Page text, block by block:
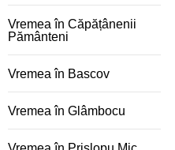
Vremea în Căpățânenii
Pământeni
Vremea în Bascov
Vremea în Glâmbocu